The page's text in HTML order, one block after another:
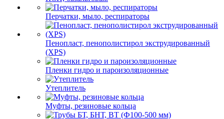
Перчатки, мыло, респираторы
Пенопласт, пенополистирол экструдированный
(XPS)
Пленки гидро и пароизоляционные
Утеплитель
Муфты, резиновые кольца